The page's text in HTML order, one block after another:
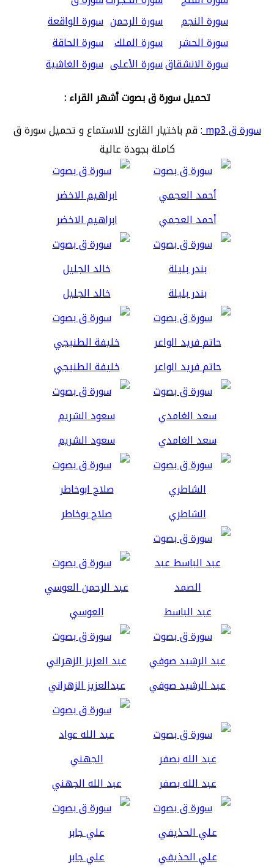
سورة النجم
سورة الرحمن سورة الواقعة
سورة الحشر
سورة الملك سورة الحاقة
سورة الانشقاقسورة الأعلى سورة الغاشية
تحميل سورة ق بصوت أشهر القراء :
سورة ق mp3
: قم باختيار القارئ للاستماع و تحميل سورة ق
كاملة بجودة عالية
أحمد العجمي ابراهيم الاخضر
بندر بليلة خالد الجليل
حاتم فريد الواعر خليفة الطنيجي
سعد الغامدي سعود الشريم
الشاطري صلاح بوخاطر
عبد الباسط العوسي
عبد الرشيد صوفي عبدالعزيز الزهراني
عبد الله بصفر عبد الله الجهني
علي الحذيفي علي جابر